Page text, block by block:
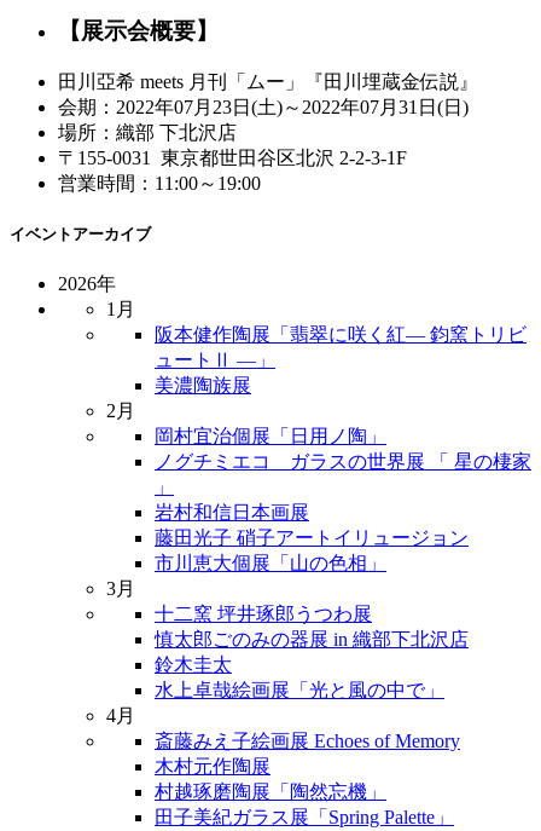
【展示会概要】
田川亞希 meets 月刊「ムー」『田川埋蔵金伝説』
会期：2022年07月23日(土)～2022年07月31日(日)
場所：織部 下北沢店
〒155-0031 東京都世田谷区北沢 2-2-3-1F
営業時間：11:00～19:00
イベントアーカイブ
2026年
1月
阪本健作陶展「翡翠に咲く紅― 鈞窯トリビ
ュートⅡ ―」
美濃陶族展
2月
岡村宜治個展「日用ノ陶」
ノグチミエコ ガラスの世界展 「 星の棲家
」
岩村和信日本画展
藤田光子 硝子アートイリュージョン
市川恵大個展「山の色相」
3月
十二窯 坪井琢郎うつわ展
慎太郎ごのみの器展 in 織部下北沢店
鈴木圭太
水上卓哉絵画展「光と風の中で」
4月
斎藤みえ子絵画展 Echoes of Memory
木村元作陶展
村越琢磨陶展「陶然忘機」
田子美紀ガラス展「Spring Palette」